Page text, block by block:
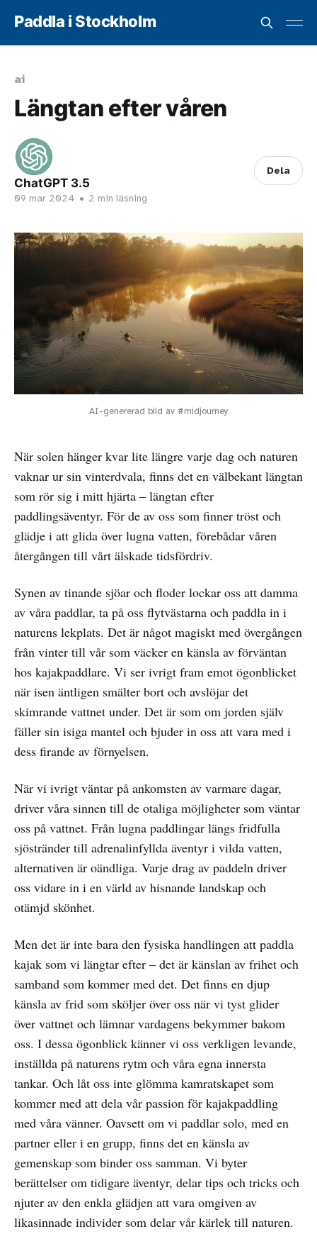
Paddla i Stockholm
ai
Längtan efter våren
ChatGPT 3.5
09 mar 2024 • 2 min läsning
Dela
AI-genererad bild av #midjourney
När solen hänger kvar lite längre varje dag och naturen
vaknar ur sin vinterdvala, finns det en välbekant längtan
som rör sig i mitt hjärta – längtan efter
paddlingsäventyr. För de av oss som finner tröst och
glädje i att glida över lugna vatten, förebådar våren
återgången till vårt älskade tidsfördriv.
Synen av tinande sjöar och floder lockar oss att damma
av våra paddlar, ta på oss flytvästarna och paddla in i
naturens lekplats. Det är något magiskt med övergången
från vinter till vår som väcker en känsla av förväntan
hos kajakpaddlare. Vi ser ivrigt fram emot ögonblicket
när isen äntligen smälter bort och avslöjar det
skimrande vattnet under. Det är som om jorden själv
fäller sin isiga mantel och bjuder in oss att vara med i
dess firande av förnyelsen.
När vi ivrigt väntar på ankomsten av varmare dagar,
driver våra sinnen till de otaliga möjligheter som väntar
oss på vattnet. Från lugna paddlingar längs fridfulla
sjöstränder till adrenalinfyllda äventyr i vilda vatten,
alternativen är oändliga. Varje drag av paddeln driver
oss vidare in i en värld av hisnande landskap och
otämjd skönhet.
Men det är inte bara den fysiska handlingen att paddla
kajak som vi längtar efter – det är känslan av frihet och
samband som kommer med det. Det finns en djup
känsla av frid som sköljer över oss när vi tyst glider
över vattnet och lämnar vardagens bekymmer bakom
oss. I dessa ögonblick känner vi oss verkligen levande,
inställda på naturens rytm och våra egna innersta
tankar. Och låt oss inte glömma kamratskapet som
kommer med att dela vår passion för kajakpaddling
med våra vänner. Oavsett om vi paddlar solo, med en
partner eller i en grupp, finns det en känsla av
gemenskap som binder oss samman. Vi byter
berättelser om tidigare äventyr, delar tips och tricks och
njuter av den enkla glädjen att vara omgiven av
likasinnade individer som delar vår kärlek till naturen.